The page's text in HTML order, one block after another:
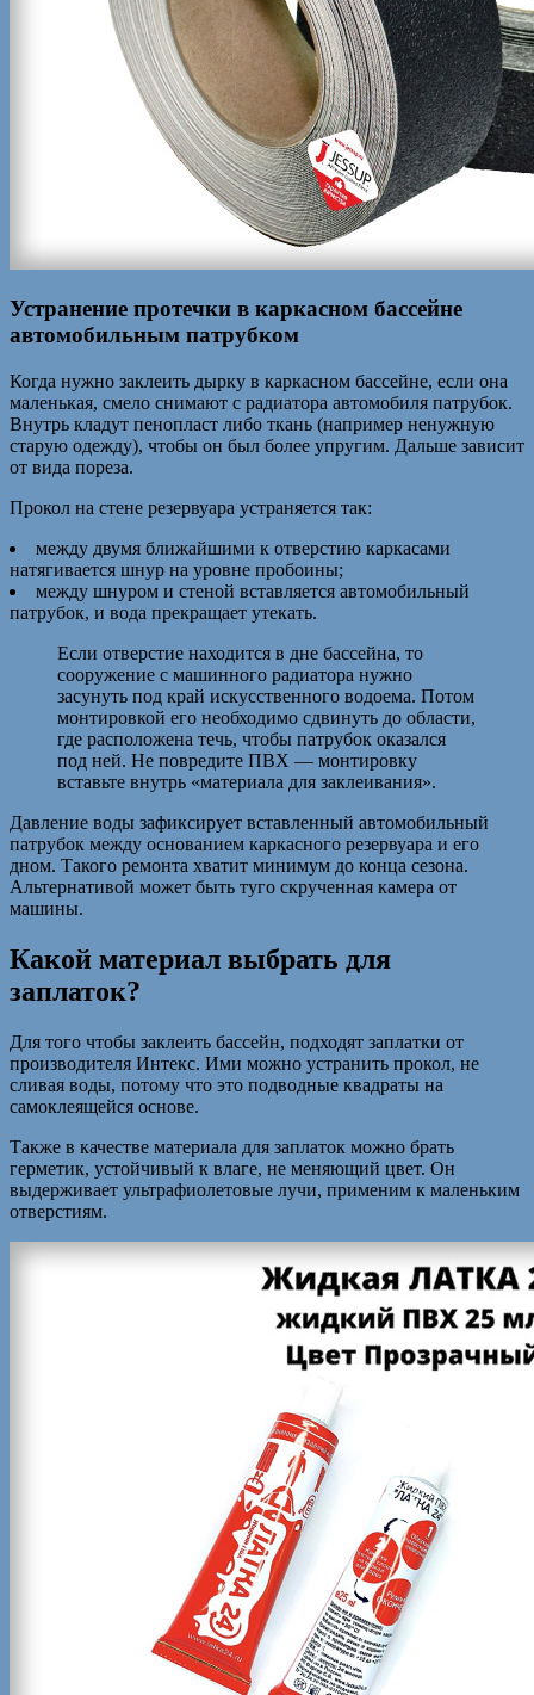
Устранение протечки в каркасном бассейне
автомобильным патрубком
Когда нужно заклеить дырку в каркасном бассейне, если она
маленькая, смело снимают с радиатора автомобиля патрубок.
Внутрь кладут пенопласт либо ткань (например ненужную
старую одежду), чтобы он был более упругим. Дальше зависит
от вида пореза.
Прокол на стене резервуара устраняется так:
между двумя ближайшими к отверстию каркасами
натягивается шнур на уровне пробоины;
между шнуром и стеной вставляется автомобильный
патрубок, и вода прекращает утекать.
Если отверстие находится в дне бассейна, то
сооружение с машинного радиатора нужно
засунуть под край искусственного водоема. Потом
монтировкой его необходимо сдвинуть до области,
где расположена течь, чтобы патрубок оказался
под ней. Не повредите ПВХ — монтировку
вставьте внутрь «материала для заклеивания».
Давление воды зафиксирует вставленный автомобильный
патрубок между основанием каркасного резервуара и его
дном. Такого ремонта хватит минимум до конца сезона.
Альтернативой может быть туго скрученная камера от
машины.
Какой материал выбрать для
заплаток?
Для того чтобы заклеить бассейн, подходят заплатки от
производителя Интекс. Ими можно устранить прокол, не
сливая воды, потому что это подводные квадраты на
самоклеящейся основе.
Также в качестве материала для заплаток можно брать
герметик, устойчивый к влаге, не меняющий цвет. Он
выдерживает ультрафиолетовые лучи, применим к маленьким
отверстиям.